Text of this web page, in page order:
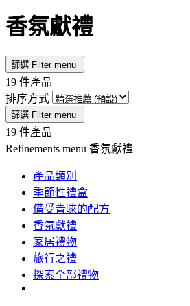
香氛獻禮
篩選 Filter menu
19 件產品
排序方式
篩選 Filter menu
19 件產品
Refinements menu 香氛獻禮
產品類別
季節性禮盒
備受青睞的配方
香氛獻禮
家居禮物
旅行之禮
探索全部禮物